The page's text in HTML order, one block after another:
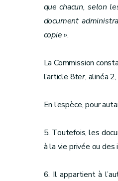
que chacun, selon
document
copie».
La Commission
l’article 8ter, alinéa
En l’espèce, pour
5. Toutefois, les
à la vie privée ou
6. Il appartient à